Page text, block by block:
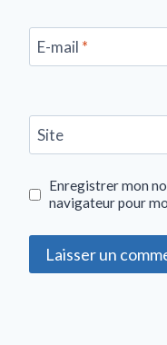
E-mail *
Site
Enregistrer mon
navigateur pour